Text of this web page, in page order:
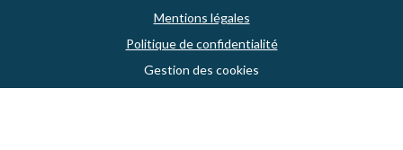
Mentions légales
Politique de confidentialité
Gestion des cookies